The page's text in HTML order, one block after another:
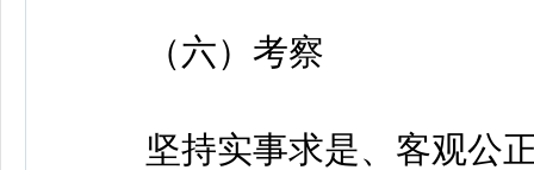
（六）考察
坚持实事求是、客观公正